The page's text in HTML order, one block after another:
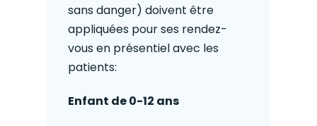
sans danger) doivent être
appliquées pour ses rendez-
vous en présentiel avec les
patients:
Enfant de 0-12 ans